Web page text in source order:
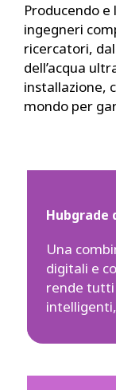
Producendo
ingegneri
ricercatori,
dell’acqua
installazione,
mondo per
Hubgrade
Una
digitali e
rende tutti